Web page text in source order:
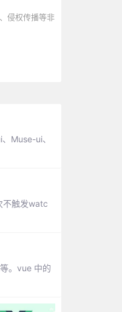
侵权传播等非
Muse-ui、
不触发watc
。vue 中的